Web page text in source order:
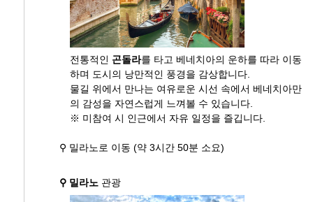
전통적인 곤돌라를 타고 베네치아의 운하를 따라 이동
하며 도시의 낭만적인 풍경을 감상합니다.
물길 위에서 만나는 여유로운 시선 속에서 베네치아만
의 감성을 자연스럽게 느껴볼 수 있습니다.
※ 미참여 시 인근에서 자유 일정을 즐깁니다.
⚲ 밀라노로 이동 (약 3시간 50분 소요)
⚲ 밀라노 관광